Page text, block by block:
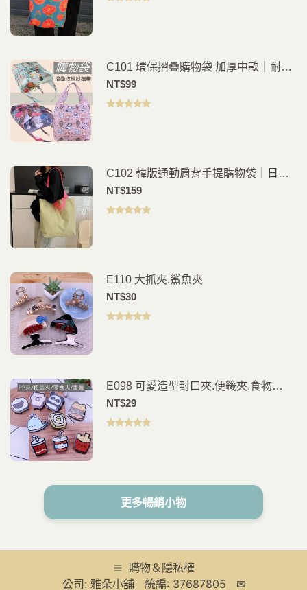
C101 環保摺疊購物袋 加厚中款｜耐用
防水材質好收納
NT$99
C102 韓版通勤肩背手提購物袋｜日常
外出好搭
NT$159
E110 大抓夾.鯊魚夾
NT$30
E098 可愛造型封口夾.便籤夾.食物
夾.PP夾.書籤(2入)
NT$29
更多暢銷小物
購物＆隱私權
公司: 雅朵小舖 統編: 37687805 ✉